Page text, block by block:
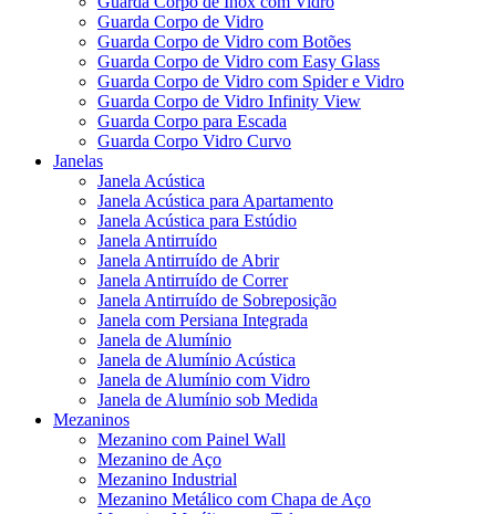
Guarda Corpo de Vidro
Guarda Corpo de Vidro com Botões
Guarda Corpo de Vidro com Easy Glass
Guarda Corpo de Vidro com Spider e Vidro
Guarda Corpo de Vidro Infinity View
Guarda Corpo para Escada
Guarda Corpo Vidro Curvo
Janelas
Janela Acústica
Janela Acústica para Apartamento
Janela Acústica para Estúdio
Janela Antirruído
Janela Antirruído de Abrir
Janela Antirruído de Correr
Janela Antirruído de Sobreposição
Janela com Persiana Integrada
Janela de Alumínio
Janela de Alumínio Acústica
Janela de Alumínio com Vidro
Janela de Alumínio sob Medida
Mezaninos
Mezanino com Painel Wall
Mezanino de Aço
Mezanino Industrial
Mezanino Metálico com Chapa de Aço